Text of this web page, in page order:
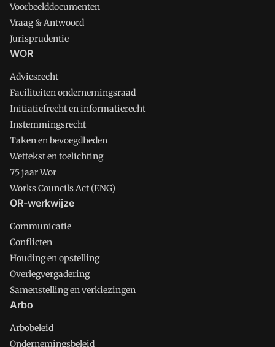
Voorbeelddocumenten
Vraag & Antwoord
Jurisprudentie
WOR
Adviesrecht
Faciliteiten ondernemingsraad
Initiatiefrecht en informatierecht
Instemmingsrecht
Taken en bevoegdheden
Wettekst en toelichting
75 jaar Wor
Works Councils Act (ENG)
OR-werkwijze
Communicatie
Conflicten
Houding en opstelling
Overlegvergadering
Samenstelling en verkiezingen
Arbo
Arbobeleid
Ondernemingsbeleid